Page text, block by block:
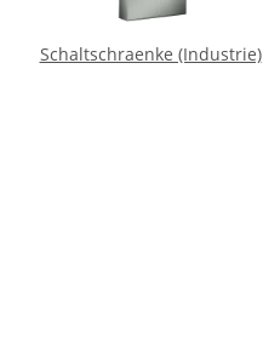
Schaltschraenke (Industrie)